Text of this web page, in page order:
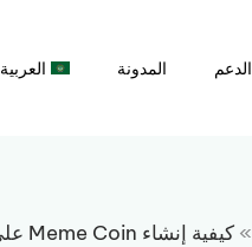
الدعم المدونة العربية
» كيفية إنشاء Meme Coin على SUI؟